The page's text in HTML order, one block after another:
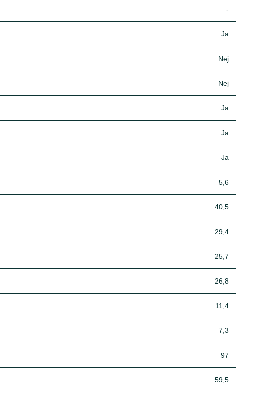
-
Ja
Nej
Nej
Ja
Ja
Ja
5,6
40,5
29,4
25,7
26,8
11,4
7,3
97
59,5